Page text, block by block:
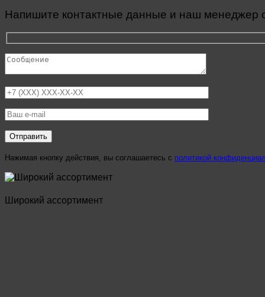
Напишите контактные данные и наш менеджер
Нажимая кнопку действия, вы соглашаетесь с политикой
Широкий ассортимент